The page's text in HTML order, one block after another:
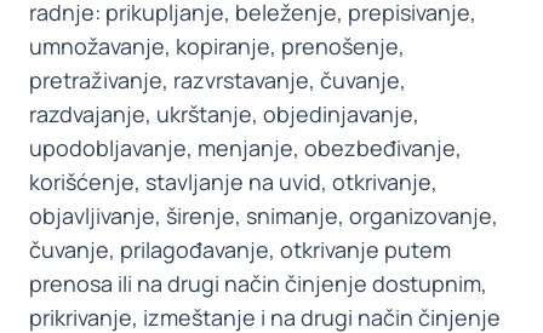
radnje: prikupljanje, beleženje, prepisivanje,
umnožavanje, kopiranje, prenošenje,
pretraživanje, razvrstavanje, čuvanje,
razdvajanje, ukrštanje, objedinjavanje,
upodobljavanje, menjanje, obezbeđivanje,
korišćenje, stavljanje na uvid, otkrivanje,
objavljivanje, širenje, snimanje, organizovanje,
čuvanje, prilagođavanje, otkrivanje putem
prenosa ili na drugi način činjenje dostupnim,
prikrivanje, izmeštanje i na drugi način činjenje